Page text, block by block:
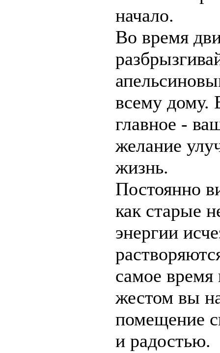
начало.
Во время
всему дому.
главное -
желание
жизнь.
Постоянно
как старые
энергии
самое
жестом вы
помещение
и радостью.